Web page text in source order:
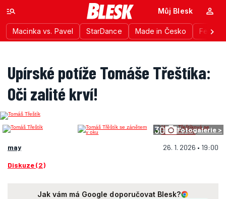
Macinka vs. Pavel StarDance Made in Česko
Můj Blesk
Upírské potíže Tomáše Třeštíka:
Oči zalité krví!
30 Fotogalerie >
may 26. 1. 2026 • 19:00
Diskuze (2)
Jak vám má Google doporučovat Blesk?